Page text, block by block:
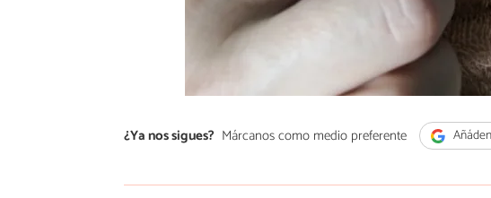
¿Ya nos sigues? Márcanos como medio preferente